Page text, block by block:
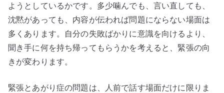
ようとしているかです。多少噛んでも、言い直しても、
沈黙があっても、内容が伝われば問題にならない場面は
多くあります。自分の失敗ばかりに意識を向けるより、
聞き手に何を持ち帰ってもらうかを考えると、緊張の向
きが変わります。
緊張とあがり症の問題は、人前で話す場面だけに限りま